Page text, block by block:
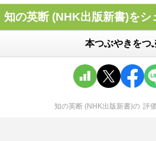
知の英断 (NHK出版新書)をシ
本つぶやきをつ
知の英断 (NHK出版新書)の 評価